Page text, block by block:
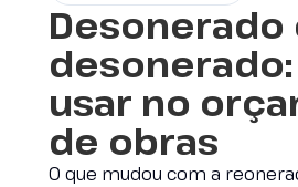
Desonerado
usar no
de obras
O que mudou com a